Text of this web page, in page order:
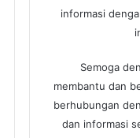
informasi
Semoga
membantu dan
berhubungan
dan informasi